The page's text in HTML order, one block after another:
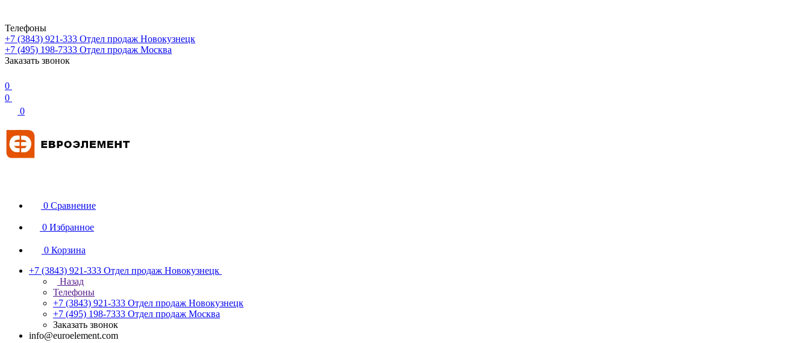
Телефоны
+7 (3843) 921-333 Отдел продаж Новокузнецк
+7 (495) 198-7333 Отдел продаж Москва
Заказать звонок
0
0
0
0 Сравнение
0 Избранное
0 Корзина
+7 (3843) 921-333 Отдел продаж Новокузнецк
Назад
Телефоны
+7 (3843) 921-333 Отдел продаж Новокузнецк
+7 (495) 198-7333 Отдел продаж Москва
Заказать звонок
info@euroelement.com